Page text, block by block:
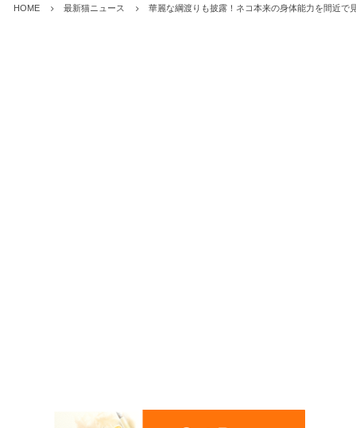
HOME 最新猫ニュース 華麗な綱渡りも披露！ネコ本来の身体能力を間近で